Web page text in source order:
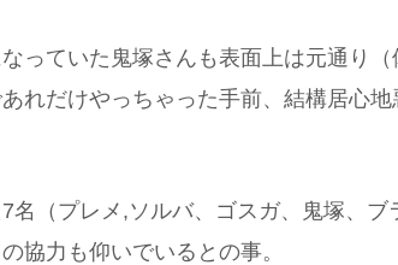
っていた鬼塚さんも表面上は元通り
れだけやっちゃった手前、結構居心
名（プレメ,ソルバ、ゴスガ、鬼塚、
協力も仰いでいるとの事。